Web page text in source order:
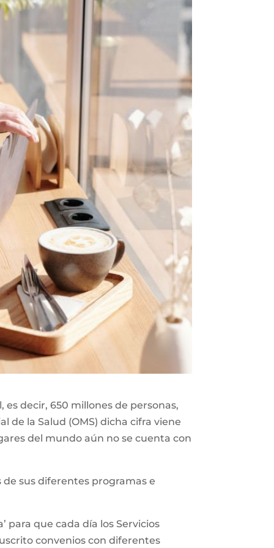
es decir, 650 millones de personas,
de la Salud (OMS) dicha cifra viene
del mundo aún no se cuenta con
de sus diferentes programas e
para que cada día los Servicios
convenios con diferentes